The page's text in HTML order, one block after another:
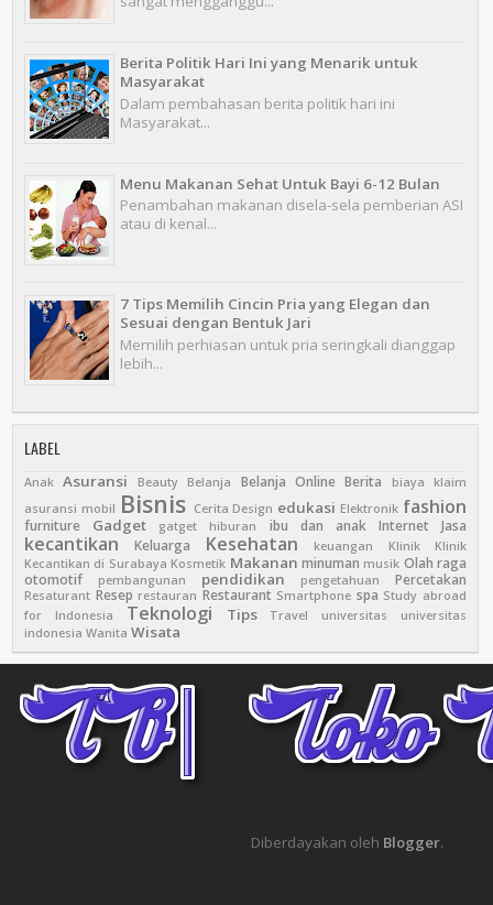
Berita Politik Hari Ini yang Menarik untuk
Masyarakat
Dalam pembahasan berita politik hari ini
Masyarakat...
Menu Makanan Sehat Untuk Bayi 6-12 Bulan
Penambahan makanan disela-sela pemberian ASI
atau di kenal...
7 Tips Memilih Cincin Pria yang Elegan dan
Sesuai dengan Bentuk Jari
Memilih perhiasan untuk pria seringkali dianggap
lebih...
LABEL
Anak Asuransi Beauty Belanja Belanja Online Berita
biaya klaim
asuransi mobil Bisnis Cerita Design edukasi Elektronik fashion
furniture Gadget gatget hiburan ibu dan anak Internet Jasa
kecantikan Keluarga Kesehatan keuangan Klinik
Klinik
Kecantikan di Surabaya Kosmetik Makanan minuman musik Olah raga
otomotif
pembangunan pendidikan pengetahuan Percetakan
Resaturant Resep restauran Restaurant Smartphone spa Study abroad
for Indonesia
Teknologi Tips Travel universitas
universitas
indonesia Wanita Wisata
Diberdayakan oleh Blogger.